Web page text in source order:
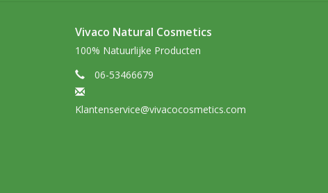
Vivaco Natural Cosmetics
100% Natuurlijke Producten
06-53466679
Klantenservice@vivacocosmetics.com